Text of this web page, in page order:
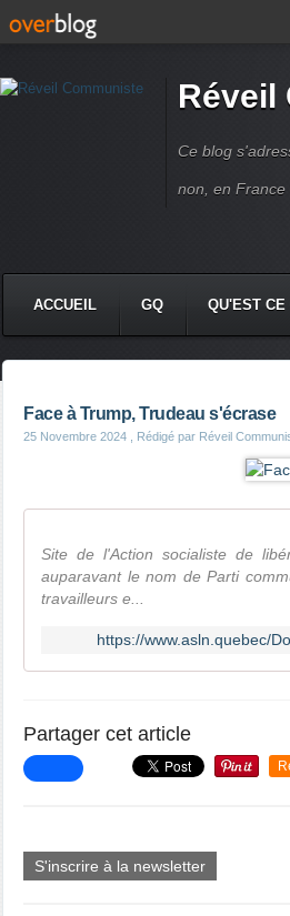
Réveil
Ce blog
non, en
ACCUEIL GQ QU'EST CE
Face à Trump, Trudeau s'écrase
25 Novembre 2024 , Rédigé par Réveil
Site de l'Action socialiste de
auparavant le nom de Parti
travailleurs e...
https://www.asln.quebec/
Partager cet article
S'inscrire à la newsletter